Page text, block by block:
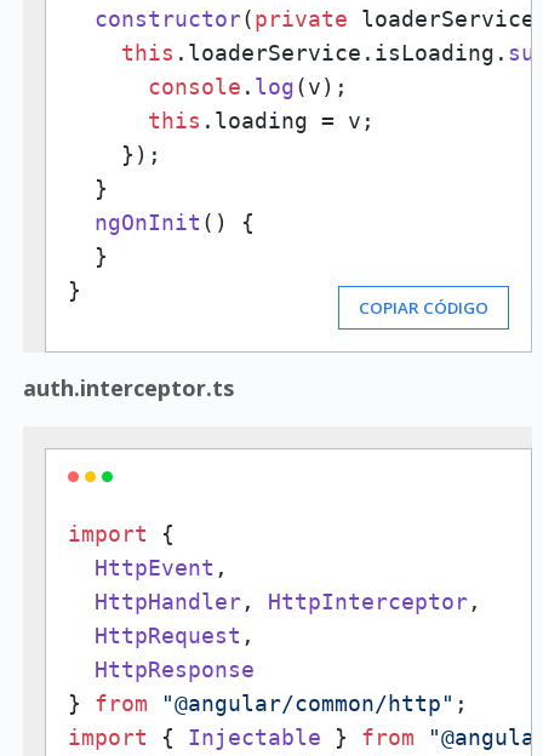
constructor(private
this . loaderService . isLoading .
console . log(v);
this . loading = v;
    });
  }
ngOnInit ( ) {
  }
}
COPIAR CÓDIGO
auth.interceptor.ts
import {
HttpEvent ,
HttpHandler, HttpInterceptor,
HttpRequest ,
HttpResponse
} from "@angular/common/http"
import { Injectable } from